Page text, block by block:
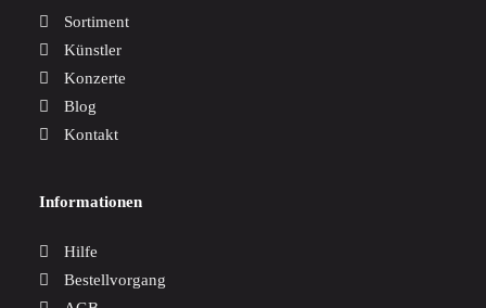
Sortiment
Künstler
Konzerte
Blog
Kontakt
Informationen
Hilfe
Bestellvorgang